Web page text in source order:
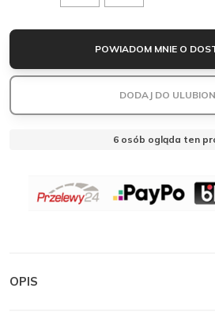
MANTELLE
POWIADOM MNIE O
DODAJ DO
6 osób ogląda ten
OPIS